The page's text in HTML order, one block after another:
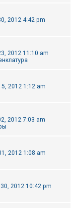
2012 4:42 pm
2012 11:10 am
2012 1:12 am
2012 7:03 am
2012 1:08 am
2012 10:42 pm